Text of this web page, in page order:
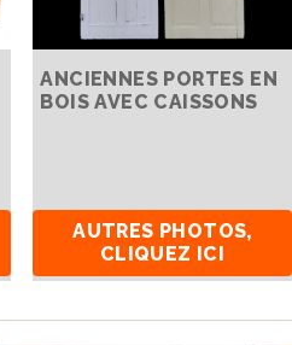
ANCIENNES PORTES EN
BOIS AVEC CAISSONS
AUTRES PHOTOS,
CLIQUEZ ICI